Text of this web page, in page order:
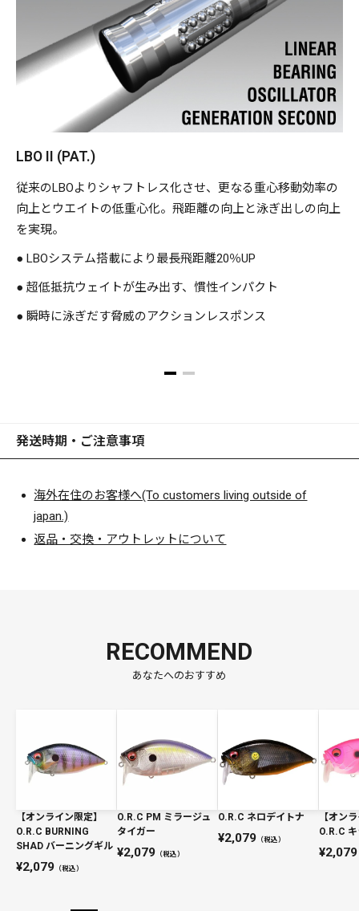
LBO II (PAT.)
従来のLBOよりシャフトレス化させ、更なる重心移動効率の
向上とウエイトの低重心化。飛距離の向上と泳ぎ出しの向上
を実現。
● LBOシステム搭載により最長飛距離20％UP
● 超低抵抗ウェイトが生み出す、慣性インパクト
● 瞬時に泳ぎだす脅威のアクションレスポンス
発送時期・ご注意事項
海外在住のお客様へ(To customers living outside of
japan.)
返品・交換・アウトレットについて
RECOMMEND
あなたへのおすすめ
【オンライン限定】
O.R.C BURNING
SHAD バーニングギル
2,079 （税込）
O.R.C PM ミラージュ
タイガー
2,079（税込）
O.R.C ネロデイトナ
2,079（税込）
【オン
O.R.C
2,079